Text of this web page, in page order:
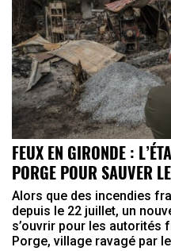
FEUX EN GIRONDE :
PORGE POUR SAUVER
Alors que des incendies
depuis le 22 juillet, un
s’ouvrir pour les autorités
Porge, village ravagé par